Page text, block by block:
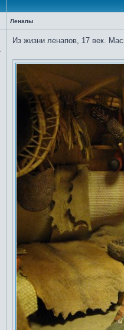
Ленапы
Из жизни ленапов, 17 век.